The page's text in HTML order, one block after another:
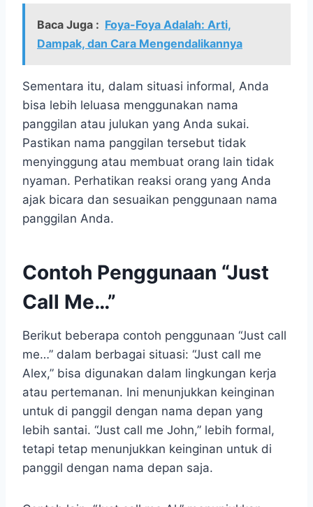
Baca Juga : Foya-Foya Adalah: Arti,
Dampak, dan Cara Mengendalikannya
Sementara itu, dalam situasi informal, Anda
bisa lebih leluasa menggunakan nama
panggilan atau julukan yang Anda sukai.
Pastikan nama panggilan tersebut tidak
menyinggung atau membuat orang lain tidak
nyaman. Perhatikan reaksi orang yang Anda
ajak bicara dan sesuaikan penggunaan nama
panggilan Anda.
Contoh Penggunaan “Just
Call Me…”
Berikut beberapa contoh penggunaan “Just call
me…” dalam berbagai situasi: “Just call me
Alex,” bisa digunakan dalam lingkungan kerja
atau pertemanan. Ini menunjukkan keinginan
untuk di panggil dengan nama depan yang
lebih santai. “Just call me John,” lebih formal,
tetapi tetap menunjukkan keinginan untuk di
panggil dengan nama depan saja.